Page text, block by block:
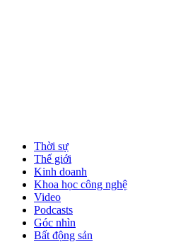
Thời sự
Thế giới
Kinh doanh
Khoa học công nghệ
Video
Podcasts
Góc nhìn
Bất động sản